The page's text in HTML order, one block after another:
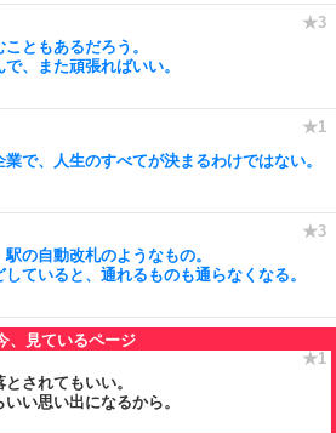
ともあるだろう。
、また頑張ればいい。
業で、人生のすべてが決まるわけではない。
の自動改札のようなもの。
していると、通れるものも通らなくなる。
されてもいい。
いい思い出になるから。